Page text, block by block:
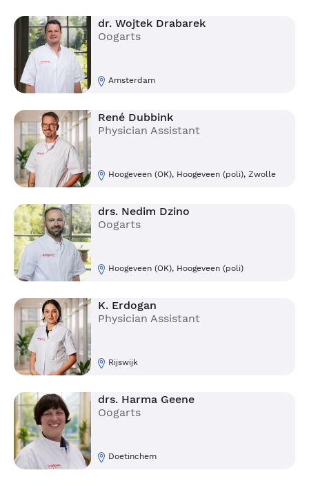
dr. Wojtek Drabarek
Oogarts
Amsterdam
René Dubbink
Physician Assistant
Hoogeveen (OK), Hoogeveen (poli), Zwolle
drs. Nedim Dzino
Oogarts
Hoogeveen (OK), Hoogeveen (poli)
K. Erdogan
Physician Assistant
Rijswijk
drs. Harma Geene
Oogarts
Doetinchem